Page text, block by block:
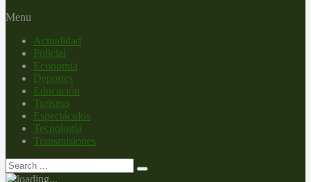
Menu
Actualidad
Policial
Economía
Deportes
Educación
Turismo
Espectáculos
Tecnología
Transmisiones